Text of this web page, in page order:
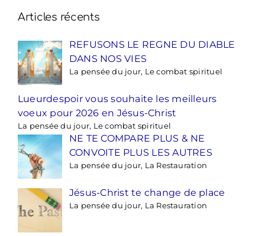
Articles récents
REFUSONS LE REGNE DU DIABLE
DANS NOS VIES
La pensée du jour, Le combat spirituel
Lueurdespoir vous souhaite les meilleurs
voeux pour 2026 en Jésus-Christ
La pensée du jour, Le combat spirituel
NE TE COMPARE PLUS & NE
CONVOITE PLUS LES AUTRES
La pensée du jour, La Restauration
Jésus-Christ te change de place
La pensée du jour, La Restauration